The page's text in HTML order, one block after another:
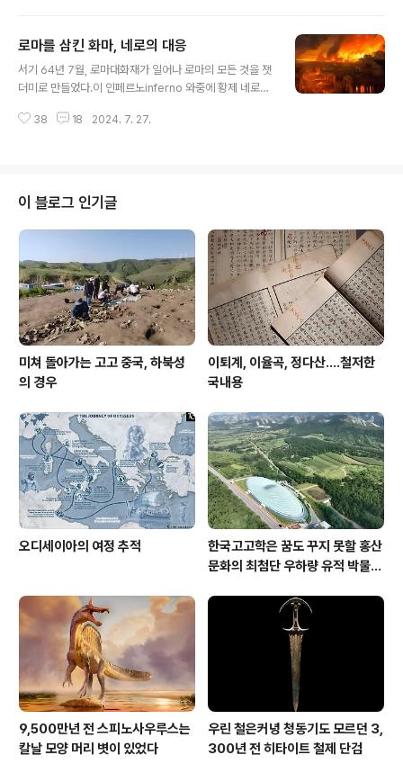
암포라와 함께 자기 이름이 적힌 투구가 발견되면서 트라
키아 통치자 세우테스Seuthes 3세 매장지로 드러났다.
문제는 저 도안 주인공이 누구냐는 것. 미네르바라고도 하
하는가 하면 아마존 여왕 펜테실레아Penthesilea라는 말
로마를 삼킨 화마, 네로의 대응
서기 64년 7월, 로마대화재가 일어나 로마의 모든 것을 잿
더미로 만들었다.이 인페르노inferno 와중에 황제 네로는
실제로 그는 당시 로마에 있지 않았고 안티움Antium에 있
는 사실을 고려해야 한다. 하도 더우니 피서를 위해 네로는
저쪽 해변 별장으로 가 있었을 것이다. 나아가 로마 여름은
지독히도 건조하다는 사실도 유념해야 한다고 본다. 화재
후 그는 자기 정원을 포함한 피난처를 사람들에게 제공했
지만 불행히도 소방세fire tax를 도입하기로 결정하고 거
대한 새 궁..
38 18 2024. 7. 27.
이 블로그 인기글
미쳐 돌아가는 고고 중국, 하북성
의 경우
이퇴계, 이율곡, 정다산....철저한
국내용
오디세이아의 여정 추적
한국고고학은 꿈도 꾸지 못할 홍산
문화의 최첨단 우하량 유적 박물관
9,500만년 전 스피노사우루스는
칼날 모양 머리 볏이 있었다
우린 철은커녕 청동기도 모르던 3,
300년 전 히타이트 철제 단검